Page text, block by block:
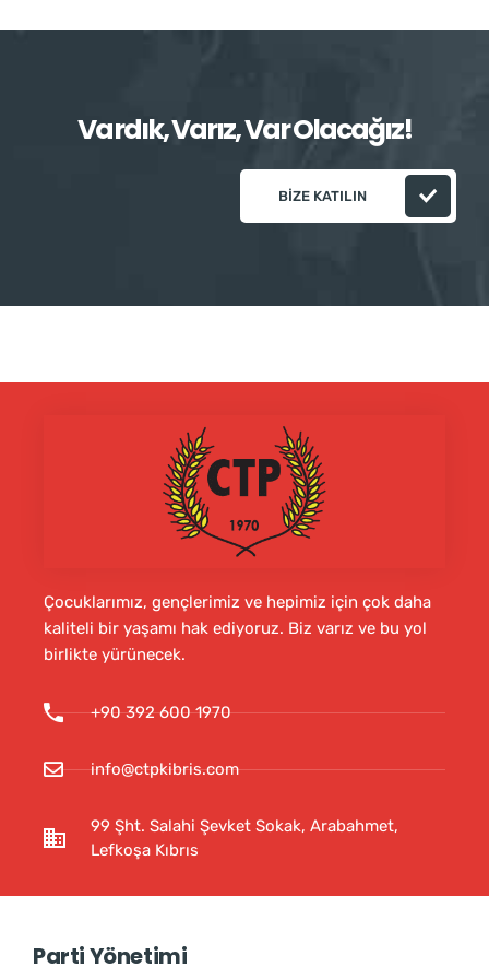
Vardık, Varız, Var Olacağız!
BIZE KATILIN
Çocuklarımız, gençlerimiz ve hepimiz için çok daha
kaliteli bir yaşamı hak ediyoruz. Biz varız ve bu yol
birlikte yürünecek.
+90 392 600 1970
info@ctpkibris.com
99 Şht. Salahi Şevket Sokak, Arabahmet,
Lefkoşa Kıbrıs
Parti Yönetimi